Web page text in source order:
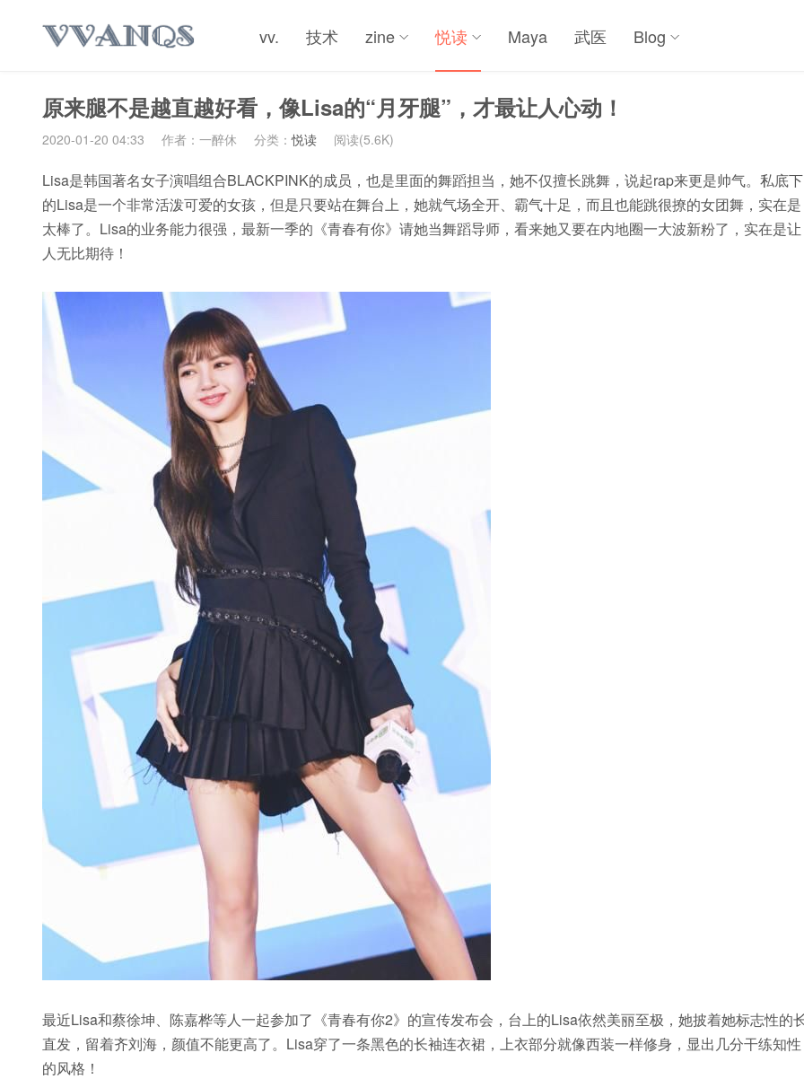
vv. 技术 zine 悦读 Maya 武医 Blog
原来腿不是越直越好看，像Lisa的“月牙腿”，才最让人心动！
2020-01-20 04:33 作者：一醉休 分类：悦读 阅读(5.6K)
Lisa是韩国著名女子演唱组合BLACKPINK的成员，也是里面的舞蹈担当，她不仅擅长跳舞，说起rap来更是帅气。私底下
的Lisa是一个非常活泼可爱的女孩，但是只要站在舞台上，她就气场全开、霸气十足，而且也能跳很撩的女团舞，实在是
太棒了。Lisa的业务能力很强，最新一季的《青春有你》请她当舞蹈导师，看来她又要在内地圈一大波新粉了，实在是让
人无比期待！
最近Lisa和蔡徐坤、陈嘉桦等人一起参加了《青春有你2》的宣传发布会，台上的Lisa依然美丽至极，她披着她标志性的
直发，留着齐刘海，颜值不能更高了。Lisa穿了一条黑色的长袖连衣裙，上衣部分就像西装一样修身，显出几分干练知性
的风格！